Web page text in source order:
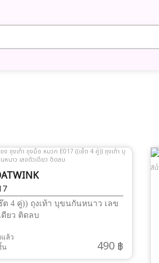
ต 4 คู่)) ถุงเท้า บุขนกันหนาว เลข
ดียว ติดลบ
ล้ว
น
490 ฿